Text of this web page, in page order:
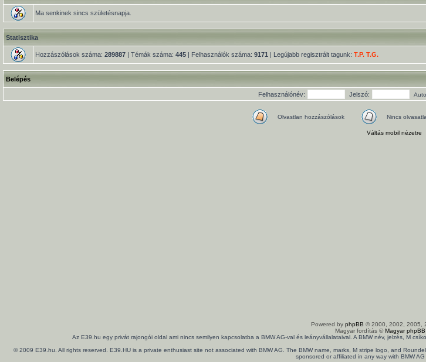
Ma senkinek sincs születésnapja.
Statisztika
Hozzászólások száma: 289887 | Témák száma: 445 | Felhasználók száma: 9171 | Legújabb regisztrált tagunk: T.P. T.G.
Belépés
Felhasználónév: Jelszó:
Olvastlan hozzászólások Nincs
Váltás mobil nézetre
Powered by phpBB © 2000, 2002, 2005,
Magyar fordítás ©Magyar
Az E39.hu egy privát rajongói oldal ami nincs semilyen kapcsolatba a BMW AG-val és leányvállalataival. A BMW név, jelzés, M
© 2009 E39.hu. All rights reserved. E39.HU is a private enthusiast site not associated with BMW AG. The BMW name, marks, M stripe logo, and
sponsored or affiliated in any way with BMW